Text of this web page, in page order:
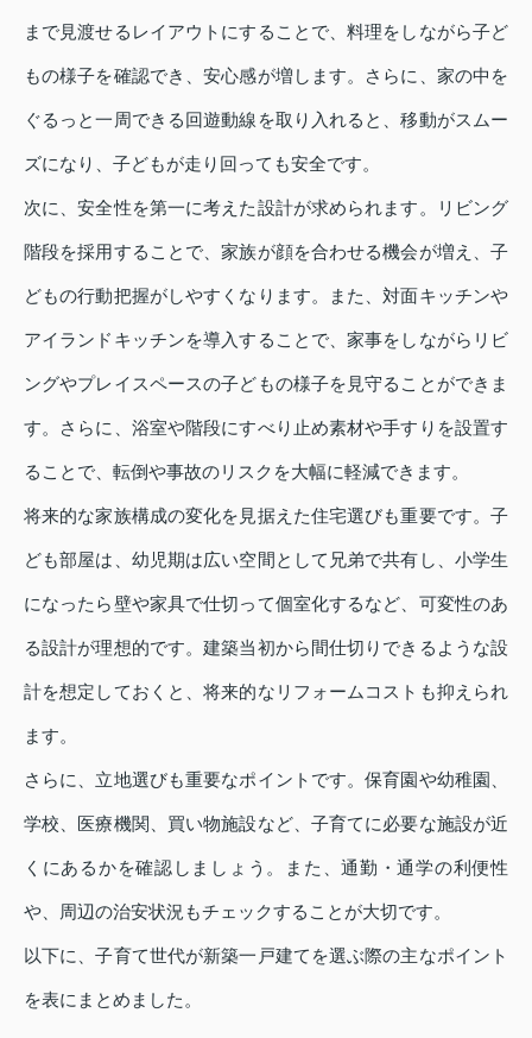
まで見渡せるレイアウトにすることで、料理をしながら子ど
もの様子を確認でき、安心感が増します。さらに、家の中を
ぐるっと一周できる回遊動線を取り入れると、移動がスムー
ズになり、子どもが走り回っても安全です。
次に、安全性を第一に考えた設計が求められます。リビング
階段を採用することで、家族が顔を合わせる機会が増え、子
どもの行動把握がしやすくなります。また、対面キッチンや
アイランドキッチンを導入することで、家事をしながらリビ
ングやプレイスペースの子どもの様子を見守ることができま
す。さらに、浴室や階段にすべり止め素材や手すりを設置す
ることで、転倒や事故のリスクを大幅に軽減できます。
将来的な家族構成の変化を見据えた住宅選びも重要です。子
ども部屋は、幼児期は広い空間として兄弟で共有し、小学生
になったら壁や家具で仕切って個室化するなど、可変性のあ
る設計が理想的です。建築当初から間仕切りできるような設
計を想定しておくと、将来的なリフォームコストも抑えられ
ます。
さらに、立地選びも重要なポイントです。保育園や幼稚園、
学校、医療機関、買い物施設など、子育てに必要な施設が近
くにあるかを確認しましょう。また、通勤・通学の利便性
や、周辺の治安状況もチェックすることが大切です。
以下に、子育て世代が新築一戸建てを選ぶ際の主なポイント
を表にまとめました。